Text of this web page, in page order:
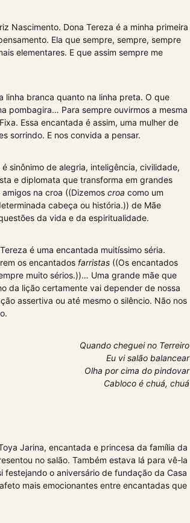
Nascimento. Dona Tereza é a minha primeira
Ela que sempre, sempre, sempre
elementares. E que assim sempre me
linha branca quanto na linha preta. O que
pombagira… Para sempre ouvirmos a mesma
Essa encantada é assim, uma mulher de
sorrindo. E nos convida a pensar.
sinônimo de alegria, inteligência, civilidade,
e diplomata que transforma em grandes
na croa ((Dizemos croa como um
cabeça ou história.)) de Mãe
da vida e da espiritualidade.
é uma encantada muitíssimo séria.
os encantados farristas ((Os encantados
muito sérios.))… Uma grande mãe que
da lição certamente vai depender de nossa
assertiva ou até mesmo o silêncio. Não nos
Quando cheguei no Terreiro
Eu vi salão balancear
Olha por cima do pindovar
Cabloco é chuá, chuá
Jarina, encantada e princesa da família da
no salão. Também estava lá para vê-la
festejando o aniversário de fundação da Casa
mais emocionantes entre encantadas que